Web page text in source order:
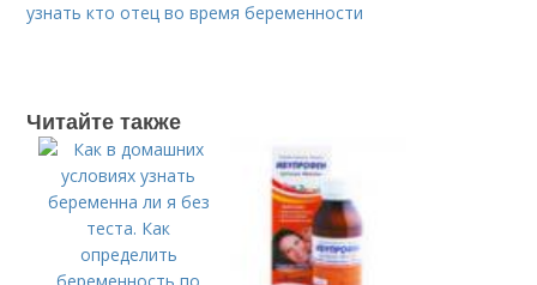
узнать кто отец во время беременности
Читайте также